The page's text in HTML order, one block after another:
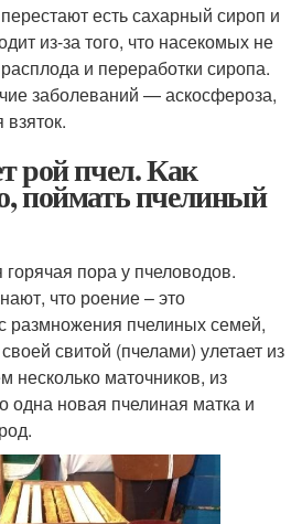
есть сахарный сироп и
из-за того, что насекомых не
и переработки сиропа.
заболеваний — аскосфероза,
рой пчел. Как
поймать пчелиный
пора у пчеловодов.
что роение – это
размножения пчелиных семей,
свитой (пчелами) улетает из
несколько маточников, из
одна новая пчелиная матка и